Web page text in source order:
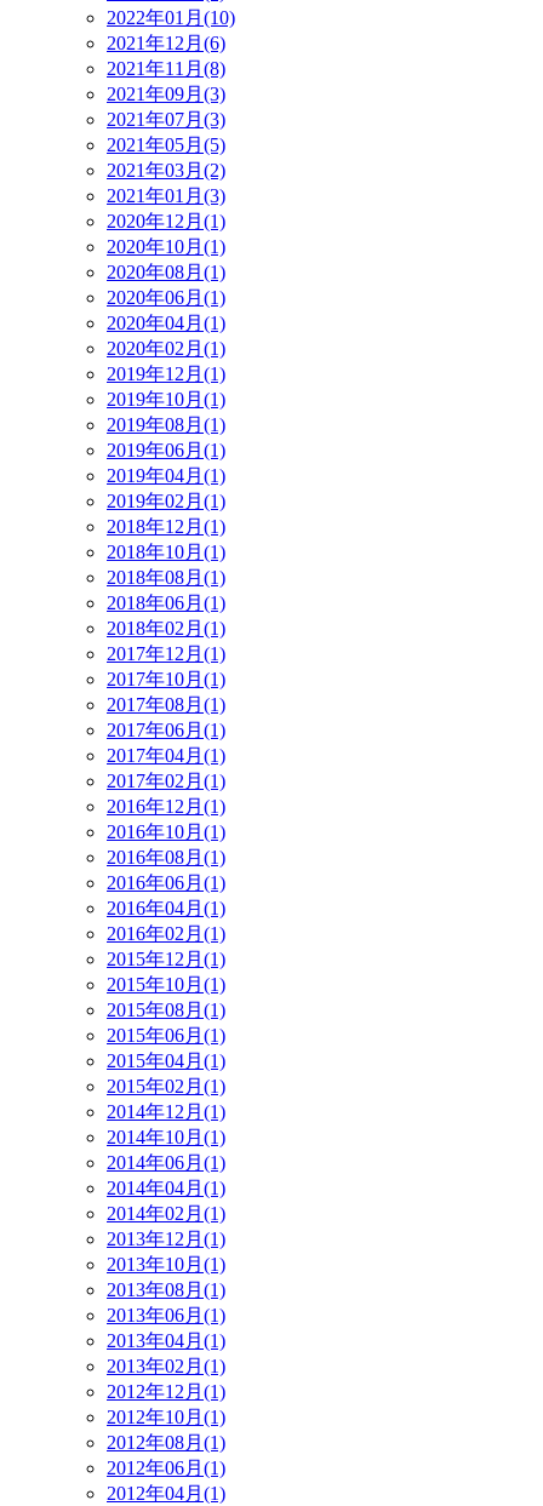
2022年01月(10)
2021年12月(6)
2021年11月(8)
2021年09月(3)
2021年07月(3)
2021年05月(5)
2021年03月(2)
2021年01月(3)
2020年12月(1)
2020年10月(1)
2020年08月(1)
2020年06月(1)
2020年04月(1)
2020年02月(1)
2019年12月(1)
2019年10月(1)
2019年08月(1)
2019年06月(1)
2019年04月(1)
2019年02月(1)
2018年12月(1)
2018年10月(1)
2018年08月(1)
2018年06月(1)
2018年02月(1)
2017年12月(1)
2017年10月(1)
2017年08月(1)
2017年06月(1)
2017年04月(1)
2017年02月(1)
2016年12月(1)
2016年10月(1)
2016年08月(1)
2016年06月(1)
2016年04月(1)
2016年02月(1)
2015年12月(1)
2015年10月(1)
2015年08月(1)
2015年06月(1)
2015年04月(1)
2015年02月(1)
2014年12月(1)
2014年10月(1)
2014年06月(1)
2014年04月(1)
2014年02月(1)
2013年12月(1)
2013年10月(1)
2013年08月(1)
2013年06月(1)
2013年04月(1)
2013年02月(1)
2012年12月(1)
2012年10月(1)
2012年08月(1)
2012年06月(1)
2012年04月(1)